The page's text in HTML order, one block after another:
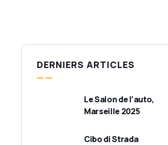
DERNIERS ARTICLES
Le Salon de l’auto,
Marseille 2025
Cibo di Strada